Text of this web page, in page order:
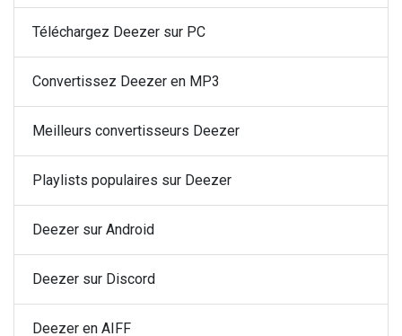
Téléchargez Deezer sur PC
Convertissez Deezer en MP3
Meilleurs convertisseurs Deezer
Playlists populaires sur Deezer
Deezer sur Android
Deezer sur Discord
Deezer en AIFF